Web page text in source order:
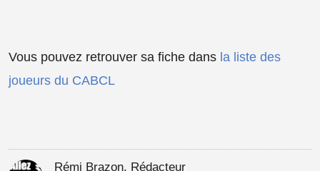
Vous pouvez retrouver sa fiche dans la liste des
joueurs du CABCL
Rémi Brazon, Rédacteur